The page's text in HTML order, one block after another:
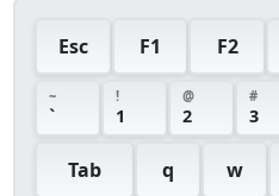
Esc F1 F2
~
`
!
1
@
2
#
3
Tab q w